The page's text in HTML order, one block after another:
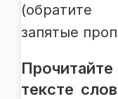
(обратите
запятые
тексте